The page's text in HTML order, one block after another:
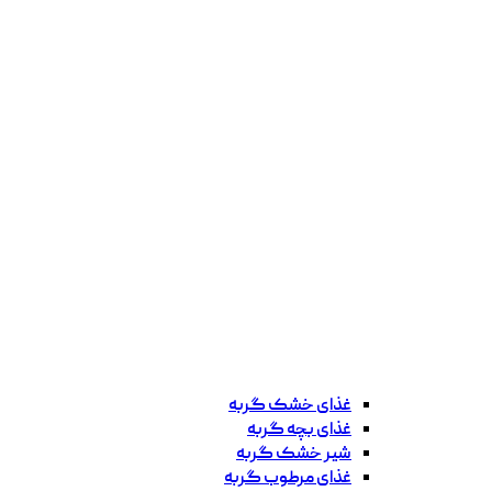
غذای خشک گربه
غذای بچه گربه
شیر خشک گربه
غذای مرطوب گربه